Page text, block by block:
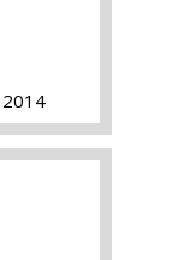
2014